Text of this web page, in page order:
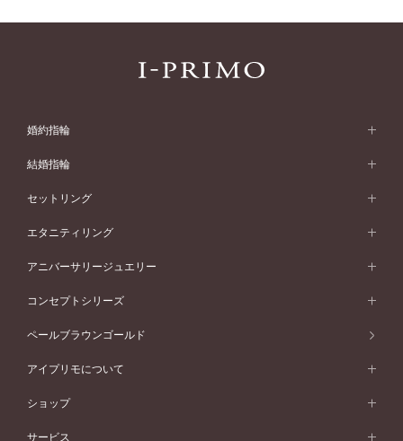
婚約指輪
婚約指輪 (エンゲージリング)
婚約指輪一覧
ピンクゴールド
ペールブラウンゴールド
ウェーブライン
V字ライン
ワンサイドメレ
ダブルサイドメレ
シンプル
フェミニン
モード
50万円台～
40万円台～
30万円台～
婚約指輪 人気ランキング
結婚指輪
結婚指輪 (マリッジリング)
結婚指輪一覧
ピンクゴールド
ペールブラウンゴールド
ウェーブライン
V字ライン
ワンメレ
セベラルメレ
シンプル
フェミニン
モード
50万円～
40万円～50万円
セットリング
セットリング
セットリング一覧
ピンクゴールド
ペールブラウンゴールド
エタニティリング
エタニティリング
エタニティリング一覧
ピンクゴールド
ペールブラウンゴールド
アニバーサリージュエリー
アニバーサリージュエリー
アニバーサリージュエリー一覧
ファッションリング
ブレスレット
コンセプトシリーズ
コンセプトシリーズ
オリジンビリーフ
ペールブラウンゴールド
アイプリモについて
アイプリモについて
パーソナルハンド診断
ショップ
店舗一覧
サービス